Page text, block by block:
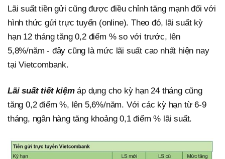
Lãi suất tiền gửi cũng được điều chỉnh tăng mạnh đối với
hình thức gửi trực tuyến (online). Theo đó, lãi suất kỳ
hạn 12 tháng tăng 0,2 điểm % so với trước, lên
5,8%/năm - đây cũng là mức lãi suất cao nhất hiện nay
tại Vietcombank.
Lãi suất tiết kiệmáp dụng cho kỳ hạn 24 tháng cũng
tăng 0,2 điểm %, lên 5,6%/năm. Với các kỳ hạn từ 6-9
tháng, ngân hàng tăng khoảng 0,1 điểm % lãi suất.